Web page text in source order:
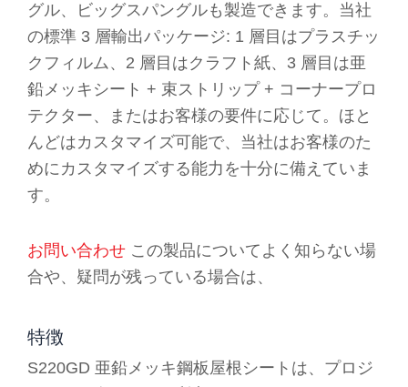
グル、ビッグスパングルも製造できます。当社
の標準 3 層輸出パッケージ: 1 層目はプラスチッ
クフィルム、2 層目はクラフト紙、3 層目は亜
鉛メッキシート + 束ストリップ + コーナープロ
テクター、またはお客様の要件に応じて。ほと
んどはカスタマイズ可能で、当社はお客様のた
めにカスタマイズする能力を十分に備えていま
す。
お問い合わせ この製品についてよく知らない場
合や、疑問が残っている場合は、
特徴
S220GD 亜鉛メッキ鋼板屋根シートは、プロジ